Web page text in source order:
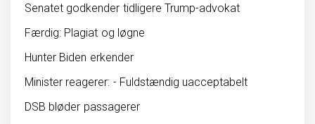
Senatet godkender tidligere Trump-advokat
Færdig: Plagiat og løgne
Hunter Biden erkender
Minister reagerer: - Fuldstændig uacceptabelt
DSB bløder passagerer